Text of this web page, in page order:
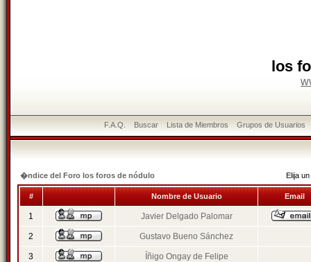
los
F.A.Q. Buscar Lista de Miembros Grupos de Usuarios
�ndice del Foro los foros de nódulo Elija
# Nombre de Usuario Email
1 Javier Delgado Palomar
2 Gustavo Bueno Sánchez
3 Íñigo Ongay de Felipe